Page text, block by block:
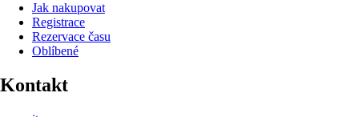
Jak nakupovat
Registrace
Rezervace času
Oblíbené
Kontakt